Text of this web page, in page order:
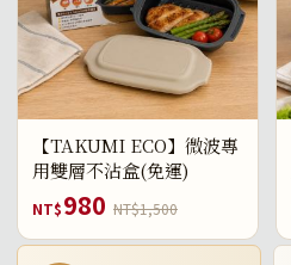
【TAKUMI ECO】微波專
用雙層不沾盒(免運)
NT$980 NT$1,500